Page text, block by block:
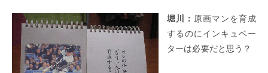
堀川： 原画マンを育成
するのにインキュベー
ターは必要だと思う？